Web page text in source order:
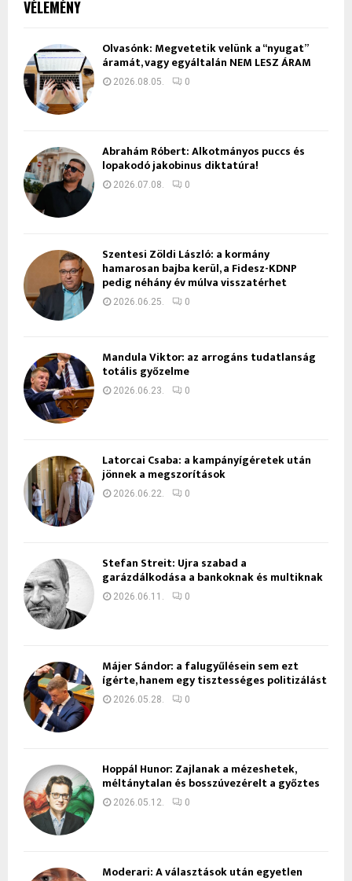
VÉLEMÉNY
Olvasónk: Megvetetik velünk a “nyugat”
áramát, vagy egyáltalán NEM LESZ ÁRAM
2026.08.05. 0
Ábrahám Róbert: Alkotmányos puccs és
lopakodó jakobinus diktatúra!
2026.07.08. 0
Szentesi Zöldi László: a kormány
hamarosan bajba kerül, a Fidesz-KDNP
pedig néhány év múlva visszatérhet
2026.06.25. 0
Mandula Viktor: az arrogáns tudatlanság
totális győzelme
2026.06.23. 0
Latorcai Csaba: a kampányígéretek után
jönnek a megszorítások
2026.06.22. 0
Stefan Streit: Újra szabad a
garázdálkodása a bankoknak és multiknak
2026.06.11. 0
Májer Sándor: a falugyűlésein sem ezt
ígérte, hanem egy tisztességes politizálást
2026.05.28. 0
Hoppál Hunor: Zajlanak a mézeshetek,
méltánytalan és bosszúvezérelt a győztes
2026.05.12. 0
Moderari: A választások után egyetlen